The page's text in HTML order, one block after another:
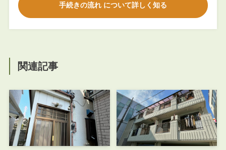
手続きの流れ について詳しく知る
関連記事